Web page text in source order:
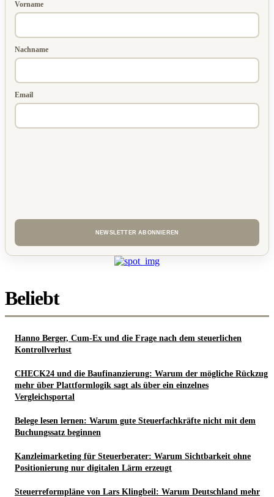
Vorname
Nachname
Email
Beliebt
Hanno Berger, Cum-Ex und die Frage nach dem steuerlichen
Kontrollverlust
CHECK24 und die Baufinanzierung: Warum der mögliche Rückzug
mehr über Plattformlogik sagt als über ein einzelnes
Vergleichsportal
Belege lesen lernen: Warum gute Steuerfachkräfte nicht mit dem
Buchungssatz beginnen
Kanzleimarketing für Steuerberater: Warum Sichtbarkeit ohne
Positionierung nur digitalen Lärm erzeugt
Steuerreformpläne von Lars Klingbeil: Warum Deutschland mehr